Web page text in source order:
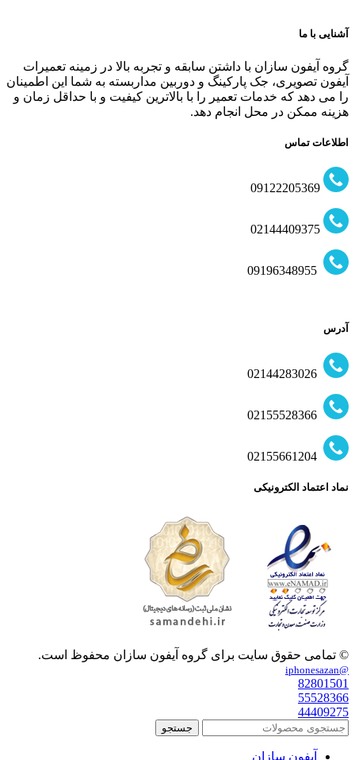
آشنایی با ما
گروه آیفون سازان با داشتن سابقه و تجربه بالا در زمینه تعمیرات
آیفون تصویری، جک پارکینگ و دوربین مداربسته به شما این اطمینان
را می دهد که خدمات تعمیر را با بالاترین کیفیت و با حداقل زمان و
هزینه ممکن در محل انجام دهد.
اطلاعات تماس
آدرس
نماد اعتماد الکترونیکی
© تمامی حقوق سایت برای گروه آیفون سازان محفوظ است.
@iphonesazan
82801501
55528366
44409275
جستجو
آیفون سازان